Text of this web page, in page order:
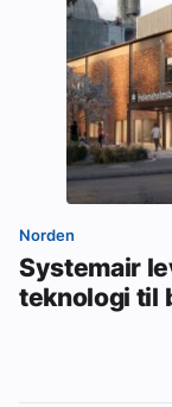
Norden
Systemair
teknologi til